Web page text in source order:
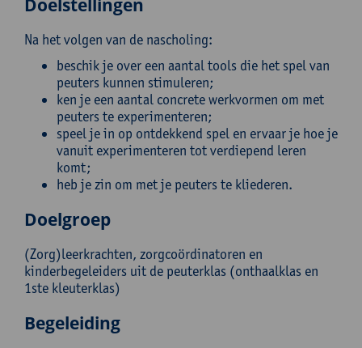
Doelstellingen
Na het volgen van de nascholing:
beschik je over een aantal tools die het spel van
peuters kunnen stimuleren;
ken je een aantal concrete werkvormen om met
peuters te experimenteren;
speel je in op ontdekkend spel en ervaar je hoe je
vanuit experimenteren tot verdiepend leren
komt;
heb je zin om met je peuters te kliederen.
Doelgroep
(Zorg)leerkrachten, zorgcoördinatoren en
kinderbegeleiders uit de peuterklas (onthaalklas en
1ste kleuterklas)
Begeleiding